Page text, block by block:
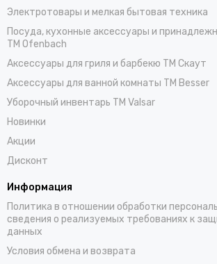
Электротовары и мелкая бытовая техника
Посуда, кухонные аксессуары и
TM Ofenbach
Аксессуары для гриля и барбекю TM Скаут
Аксессуары для ванной комнаты TM Besser
Уборочный инвентарь TM Valsar
Новинки
Акции
Дисконт
Информация
Политика в отношении обработки
сведения о реализуемых требованиях к
данных
Условия обмена и возврата